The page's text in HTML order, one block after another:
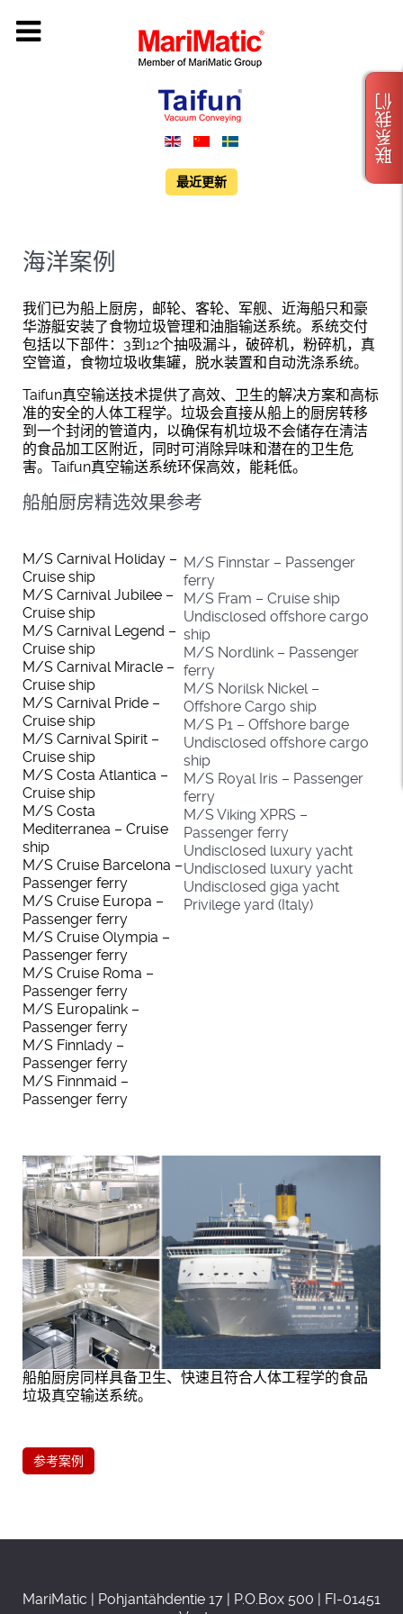
最近更新
海洋案例
我们已为船上厨房，邮轮、客轮、军舰、近海船只和豪
华游艇安装了食物垃圾管理和油脂输送系统。系统交付
包括以下部件：3到12个抽吸漏斗，破碎机，粉碎机，真
空管道，食物垃圾收集罐，脱水装置和自动洗涤系统。
Taifun真空输送技术提供了高效、卫生的解决方案和高标
准的安全的人体工程学。垃圾会直接从船上的厨房转移
到一个封闭的管道内，以确保有机垃圾不会储存在清洁
的食品加工区附近，同时可消除异味和潜在的卫生危
害。Taifun真空输送系统环保高效，能耗低。
船舶厨房精选效果参考
M/S Carnival Holiday –
Cruise ship
M/S Carnival Jubilee –
Cruise ship
M/S Carnival Legend –
Cruise ship
M/S Carnival Miracle –
Cruise ship
M/S Carnival Pride –
Cruise ship
M/S Carnival Spirit –
Cruise ship
M/S Costa Atlantica –
Cruise ship
M/S Costa
Mediterranea – Cruise
ship
M/S Cruise Barcelona –
Passenger ferry
M/S Cruise Europa –
Passenger ferry
M/S Cruise Olympia –
Passenger ferry
M/S Cruise Roma –
Passenger ferry
M/S Europalink –
Passenger ferry
M/S Finnlady –
Passenger ferry
M/S Finnmaid –
Passenger ferry
M/S Finnstar – Passenger
ferry
M/S Fram – Cruise ship
Undisclosed offshore cargo
ship
M/S Nordlink – Passenger
ferry
M/S Norilsk Nickel –
Offshore Cargo ship
M/S P1 – Offshore barge
Undisclosed offshore cargo
ship
M/S Royal Iris – Passenger
ferry
M/S Viking XPRS –
Passenger ferry
Undisclosed luxury yacht
Undisclosed luxury yacht
Undisclosed giga yacht
Privilege yard (Italy)
船舶厨房同样具备卫生、快速且符合人体工程学的食品
垃圾真空输送系统。
参考案例
MariMatic | Pohjantähdentie 17 | P.O.Box 500 | FI-01451
联系我们